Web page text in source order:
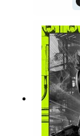
Runner
parti. A
livre
?
libraires
https://
2049-